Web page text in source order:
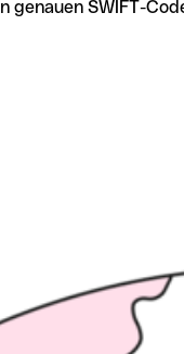
SWIFT-